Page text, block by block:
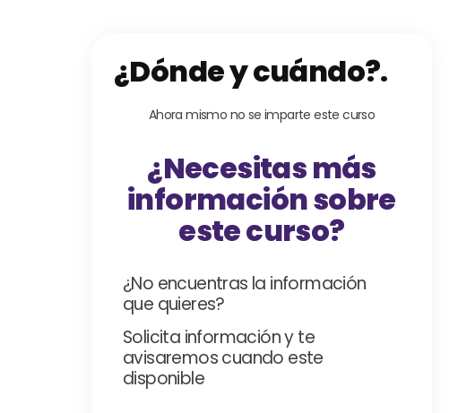
¿Dónde y cuándo?.
Ahora mismo no se imparte este curso
¿Necesitas más
información sobre
este curso?
¿No encuentras la información
que quieres?
Solicita información y te
avisaremos cuando este
disponible